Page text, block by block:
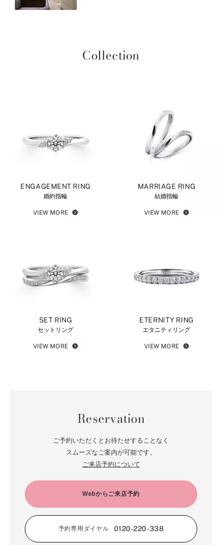
Collection
ENGAGEMENT RING
婚約指輪
VIEW MORE
MARRIAGE RING
結婚指輪
VIEW MORE
SET RING
セットリング
VIEW MORE
ETERNITY RING
エタニティリング
VIEW MORE
Reservation
ご予約いただくとお待たせすることなく
スムーズなご案内が可能です。
ご来店予約について
Webからご来店予約
予約専用ダイヤル 0120-220-338